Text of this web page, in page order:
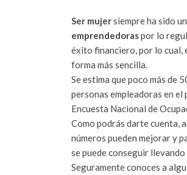
Ser mujersiempre ha sido
emprendedoraspor lo
éxito financiero, por lo cual,
forma más sencilla.
Se estima que poco más de
personas empleadoras en el
Encuesta Nacional de
Como podrás darte cuenta,
números pueden mejorar y
se puede conseguir
Seguramente conoces a